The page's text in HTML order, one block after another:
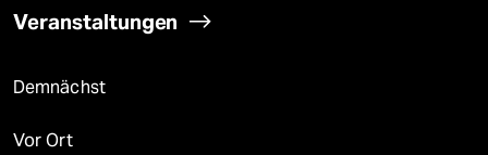
Veranstaltungen
Demnächst
Vor Ort